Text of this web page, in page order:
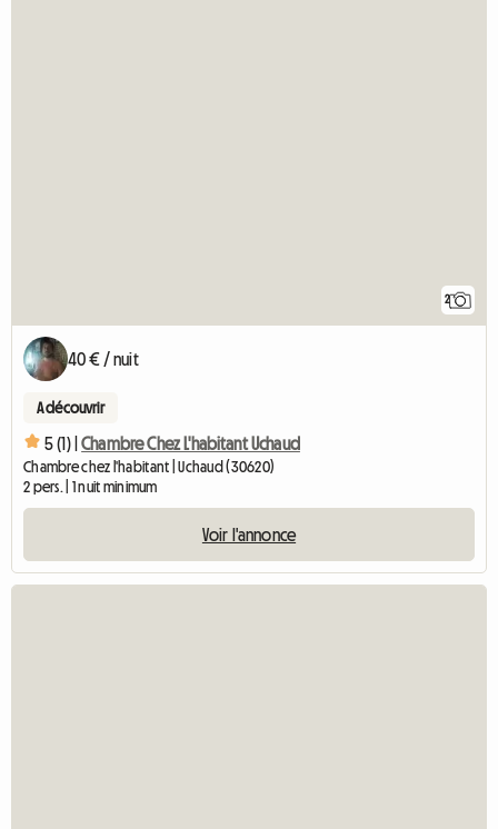
2
40 € / nuit
A découvrir
5 (1) | Chambre Chez L'habitant Uchaud
Chambre chez l'habitant | Uchaud (30620)
2 pers. | 1 nuit minimum
Voir l'annonce